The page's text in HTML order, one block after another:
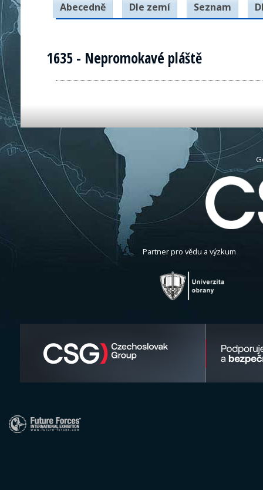
Abecedně Dle zemí Seznam
1635 - Nepromokavé pláště
Partner pro vědu a výzkum